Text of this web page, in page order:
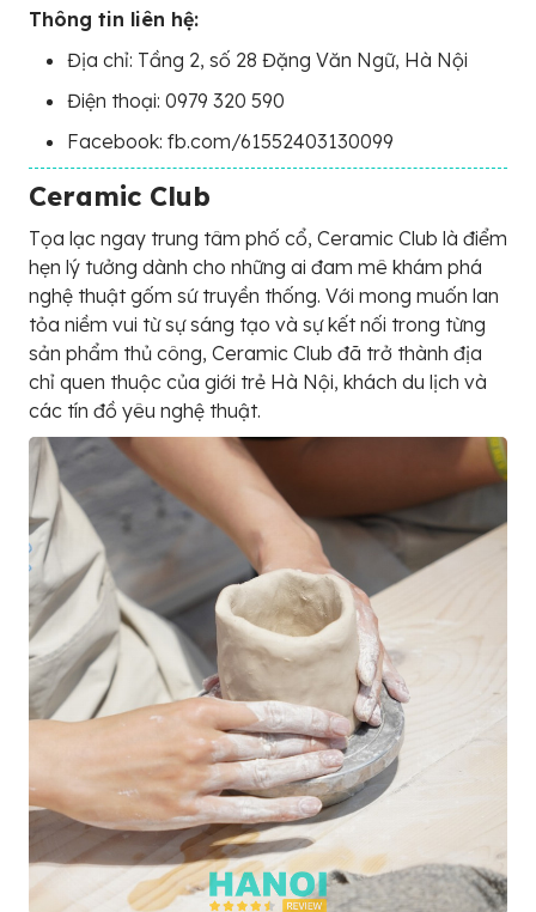
Thông tin liên hệ:
Địa chỉ: Tầng 2, số 28 Đặng Văn Ngữ, Hà Nội
Điện thoại: 0979 320 590
Facebook: fb.com/61552403130099
Ceramic Club
Tọa lạc ngay trung tâm phố cổ, Ceramic Club là điểm
hẹn lý tưởng dành cho những ai đam mê khám phá
nghệ thuật gốm sứ truyền thống. Với mong muốn lan
tỏa niềm vui từ sự sáng tạo và sự kết nối trong từng
sản phẩm thủ công, Ceramic Club đã trở thành địa
chỉ quen thuộc của giới trẻ Hà Nội, khách du lịch và
các tín đồ yêu nghệ thuật.